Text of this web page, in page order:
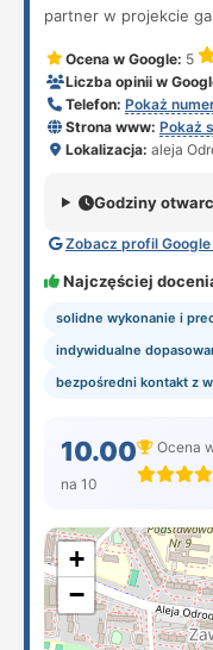
partner w projekcie
Ocena w Google: 5
Liczba opinii w
Telefon: Pokaż
Strona www: Pokaż
Lokalizacja: aleja
Godziny
Zobacz profil
Najczęściej
solidne wykonanie i
indywidualne
bezpośredni kontakt z
10.00
na 10
Ocena
+
−